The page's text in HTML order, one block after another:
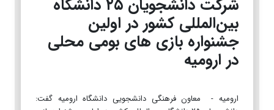
شرکت دانشجویان ۲۵ دانشگاه
بین‌المللی کشور در اولین
جشنواره بازی های بومی محلی
در ارومیه
ارومیه - معاون فرهنگی دانشجویی دانشگاه ارومیه گفت: